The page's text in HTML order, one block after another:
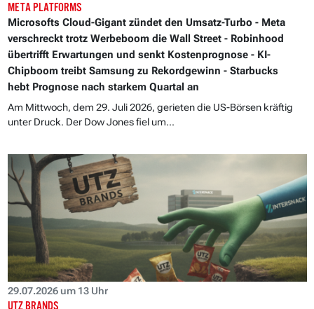
META PLATFORMS
Microsofts Cloud-Gigant zündet den Umsatz-Turbo - Meta
verschreckt trotz Werbeboom die Wall Street - Robinhood
übertrifft Erwartungen und senkt Kostenprognose - KI-
Chipboom treibt Samsung zu Rekordgewinn - Starbucks
hebt Prognose nach starkem Quartal an
Am Mittwoch, dem 29. Juli 2026, gerieten die US-Börsen kräftig
unter Druck. Der Dow Jones fiel um...
29.07.2026 um 13 Uhr
UTZ BRANDS